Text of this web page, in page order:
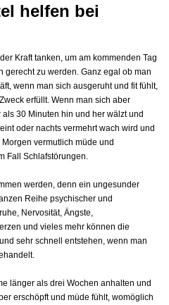
helfen bei
Kraft tanken, um am kommenden Tag
zu werden. Ganz egal ob man
wenn man sich ausgeruht und fit fühlt,
erfüllt. Wenn man sich aber
30 Minuten hin und her wälzt und
oder nachts vermehrt wach wird und
vermutlich müde und
Fall Schlafstörungen.
werden, denn ein ungesunder
Reihe psychischer und
Nervosität, Ängste,
und vieles mehr können die
sehr schnell entstehen, wenn man
länger als drei Wochen anhalten und
erschöpft und müde fühlt, womöglich